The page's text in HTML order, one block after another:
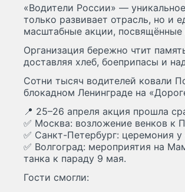
«Водители России» —
только развивает отрасль, но и
масштабные акции,
Организация бережно чтит
доставляя хлеб, боеприпасы и
Сотни тысяч водителей ковали
блокадном Ленинграде на
📍 25–26 апреля акция прошла
✅ Москва: возложение венков к
✅ Санкт-Петербург: церемония у
✅ Волгоград: мероприятия на
танка к параду 9 мая.
Гости смогли: